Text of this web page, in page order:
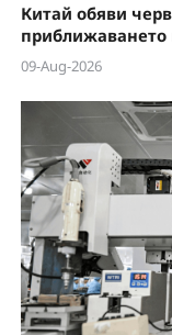
Китай обяви
09-Aug-2026